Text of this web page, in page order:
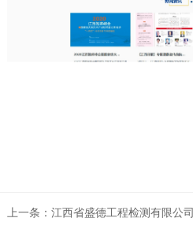
上一条：江西省盛德工程检测有限公司